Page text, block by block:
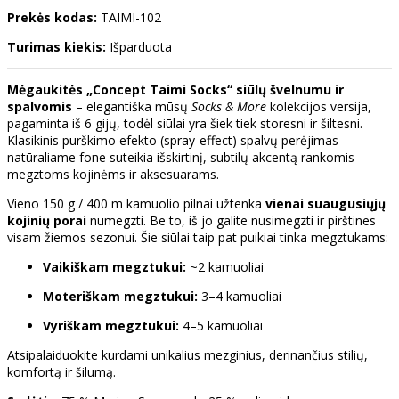
Prekės kodas: TAIMI-102
Turimas kiekis: Išparduota
Mėgaukitės „Concept Taimi Socks“ siūlų švelnumu ir
spalvomis – elegantiška mūsų Socks & More kolekcijos versija,
pagaminta iš 6 gijų, todėl siūlai yra šiek tiek storesni ir šiltesni.
Klasikinis purškimo efekto (spray-effect) spalvų perėjimas
natūraliame fone suteikia išskirtinį, subtilų akcentą rankomis
megztoms kojinėms ir aksesuarams.
Vieno 150 g / 400 m kamuolio pilnai užtenka vienai suaugusiųjų
kojinių porai numegzti. Be to, iš jo galite nusimegzti ir pirštines
visam žiemos sezonui. Šie siūlai taip pat puikiai tinka megztukams:
Vaikiškam megztukui: ~2 kamuoliai
Moteriškam megztukui: 3–4 kamuoliai
Vyriškam megztukui: 4–5 kamuoliai
Atsipalaiduokite kurdami unikalius mezginius, derinančius stilių,
komfortą ir šilumą.